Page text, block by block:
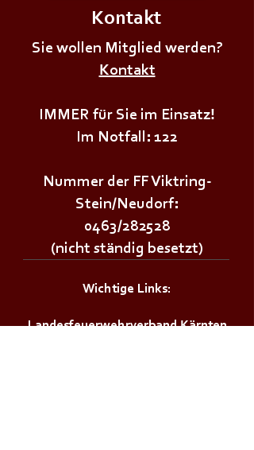
+++𝗦𝗜𝗥𝗘𝗡𝗘𝗡𝗔𝗟𝗔𝗥𝗠+++
Kontakt
Sie wollen Mitglied werden?
Kontakt
IMMER für Sie im Einsatz!
Im Notfall: 122
Nummer der FF Viktring-
Stein/Neudorf:
0463/282528
(nicht ständig besetzt)
Wichtige Links:
Landesfeuerwehrverband Kärnten